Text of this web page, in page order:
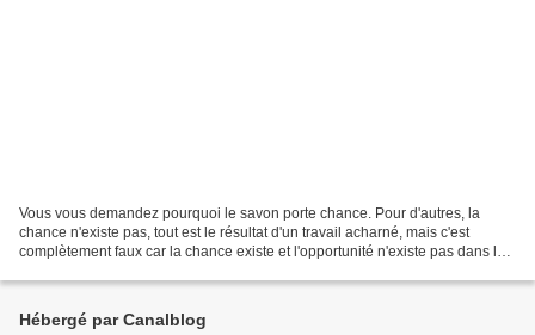
Vous vous demandez pourquoi le savon porte chance. Pour d'autres, la
chance n'existe pas, tout est le résultat d'un travail acharné, mais c'est
complètement faux car la chance existe et l'opportunité n'existe pas dans la
Hébergé par Canalblog